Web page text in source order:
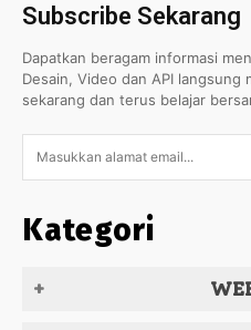
Subscribe Sekarang
Dapatkan beragam informasi
Desain, Video dan API langsung
sekarang dan terus belajar
Kategori